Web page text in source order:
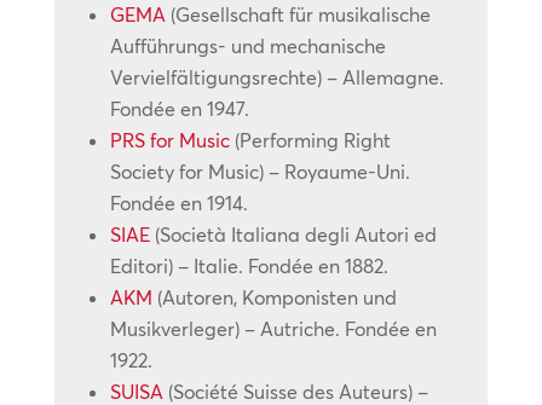
GEMA(Gesellschaft für musikalische
Aufführungs- und mechanische
Vervielfältigungsrechte) – Allemagne.
Fondée en 1947.
PRS for Music(Performing Right
Society for Music) – Royaume-Uni.
Fondée en 1914.
SIAE(Società Italiana degli Autori ed
Editori) – Italie. Fondée en 1882.
AKM (Autoren, Komponisten und
Musikverleger) – Autriche. Fondée en
1922.
SUISA(Société Suisse des Auteurs) –